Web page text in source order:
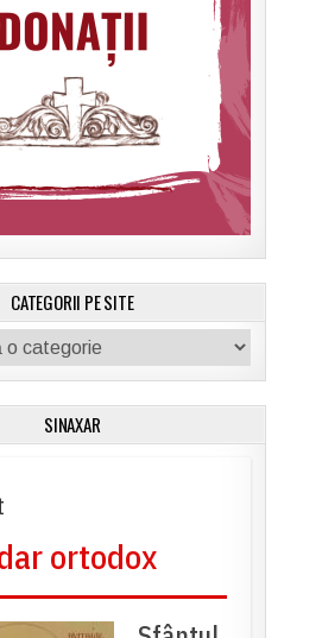
CATEGORII PE SITE
SINAXAR
ortodox